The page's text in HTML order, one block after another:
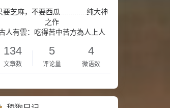
要芝麻，不要西瓜.............纯大神
之作
人有雲：吃得苦中苦方為人上人
134
文章数
5
评论量
4
微语数